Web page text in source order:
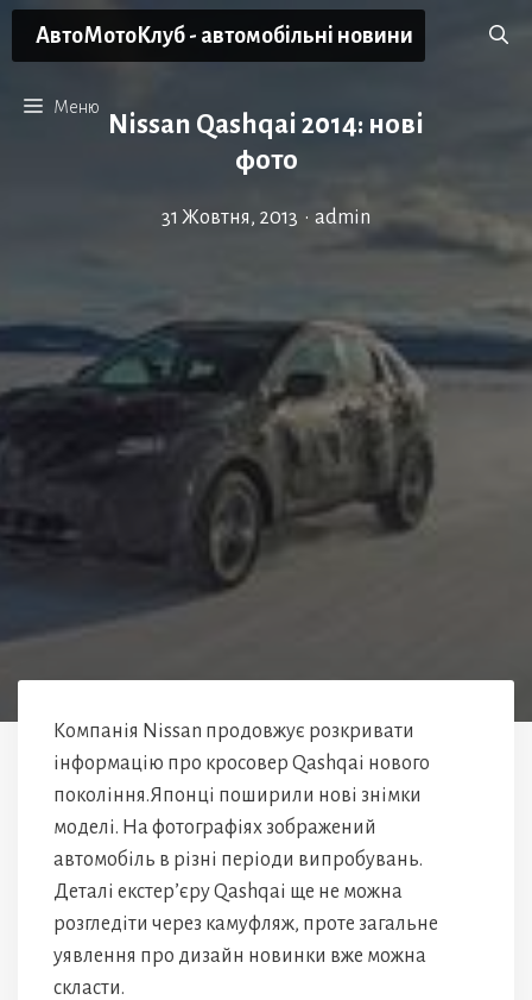
Перейти
АвтоМотоКлуб - автомобільні новини
Меню
Nissan Qashqai 2014: нові
фото
31 Жовтня, 2013 • admin
Компанія Nissan продовжує розкривати
інформацію про кросовер Qashqai нового
покоління.Японці поширили нові знімки
моделі. На фотографіях зображений
автомобіль в різні періоди випробувань.
Деталі екстер’єру Qashqai ще не можна
розгледіти через камуфляж, проте загальне
уявлення про дизайн новинки вже можна
скласти.